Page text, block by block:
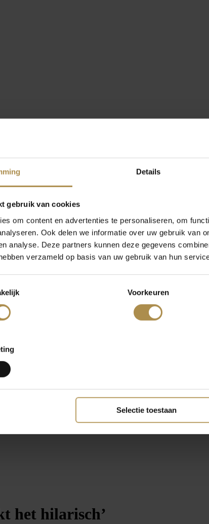
Details
gebruik van cookies
om content en advertenties te personaliseren, om
Ook delen we informatie over uw gebruik van
analyse. Deze partners kunnen deze gegevens
verzameld op basis van uw gebruik van hun
Voorkeuren
Selectie toestaan
het hilarisch’